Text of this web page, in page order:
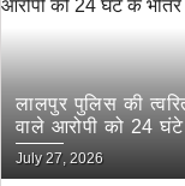
लालपुर पुलिस की
वाले आरोपी को 24
July 27, 2026